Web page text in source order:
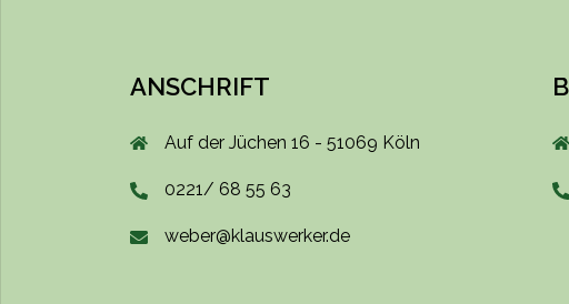
ANSCHRIFT
Auf der Jüchen 16 - 51069 Köln
0221/ 68 55 63
weber@klauswerker.de